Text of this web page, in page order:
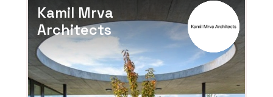
Kamil Mrva
Architects